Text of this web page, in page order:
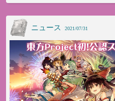
ニュース 2021/07/31